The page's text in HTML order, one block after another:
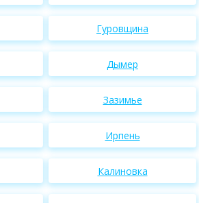
Гуровщина
Дымер
Зазимье
Ирпень
Калиновка